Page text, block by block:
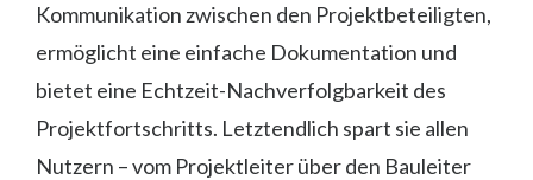
Kommunikation zwischen den Projektbeteiligten,
ermöglicht eine einfache Dokumentation und
bietet eine Echtzeit-Nachverfolgbarkeit des
Projektfortschritts. Letztendlich spart sie allen
Nutzern – vom Projektleiter über den Bauleiter